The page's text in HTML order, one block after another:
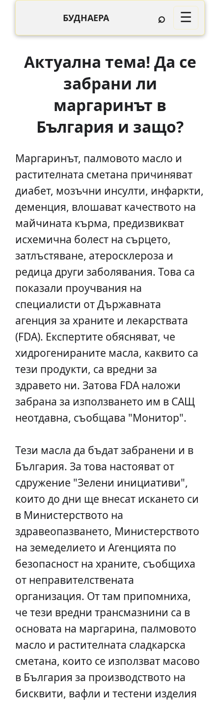
БУДНАЕРА ⌕ ☰
Актуална тема! Да се
забрани ли
маргаринът в
България и защо?
Маргаринът, палмовото масло и
растителната сметана причиняват
диабет, мозъчни инсулти, инфаркти,
деменция, влошават качеството на
майчината кърма, предизвикват
исхемична болест на сърцето,
затлъстяване, атеросклероза и
редица други заболявания. Това са
показали проучвания на
специалисти от Държавната
агенция за храните и лекарствата
(FDA). Експертите обясняват, че
хидрогенираните масла, каквито са
тези продукти, са вредни за
здравето ни. Затова FDA наложи
забрана за използването им в САЩ
неотдавна, съобщава "Монитор".
Тези масла да бъдат забранени и в
България. За това настояват от
сдружение "Зелени инициативи",
които до дни ще внесат искането си
в Министерството на
здравеопазването, Министерството
на земеделието и Агенцията по
безопасност на храните, съобщиха
от неправителствената
организация. От там припомниха,
че тези вредни трансмазнини са в
основата на маргарина, палмовото
масло и растителната сладкарска
сметана, които се използват масово
в България за производството на
бисквити, вафли и тестени изделия